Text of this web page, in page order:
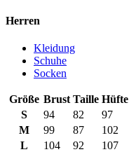
Herren
Kleidung
Schuhe
Socken
Größe Brust Taille Hüfte
S
94 82
97
M
99 87
102
L
104 92
107